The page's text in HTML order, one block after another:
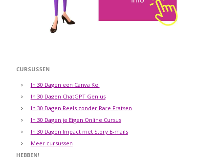
CURSUSSEN
In 30 Dagen een Canva Kei
In 30 Dagen ChatGPT Genius
In 30 Dagen Reels zonder Rare Fratsen
In 30 Dagen je Eigen Online Cursus
In 30 Dagen Impact met Story E-mails
Meer cursussen
HEBBEN!